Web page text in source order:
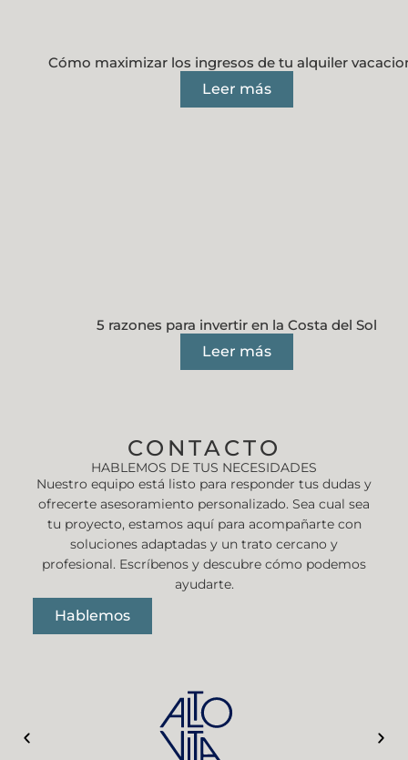
Cómo maximizar los ingresos de tu alquiler
Leer más
5 razones para invertir en la Costa del Sol
Leer más
CONTACTO
HABLEMOS DE TUS NECESIDADES
Nuestro equipo está listo para responder tus dudas y
ofrecerte asesoramiento personalizado. Sea cual sea
tu proyecto, estamos aquí para acompañarte con
soluciones adaptadas y un trato cercano y
profesional. Escríbenos y descubre cómo podemos
ayudarte.
Hablemos